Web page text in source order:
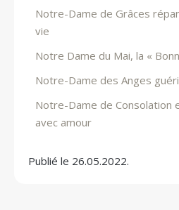
Notre-Dame de Grâces
vie
Notre Dame du Mai, la «
Notre-Dame des Anges
Notre-Dame de Consolation
avec amour
Publié le 26.05.2022.